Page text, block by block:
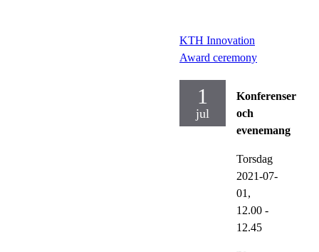
KTH Innovation
Award ceremony
1
jul
Konferenser
och
evenemang
Torsdag
2021-07-
01,
12.00 -
12.45